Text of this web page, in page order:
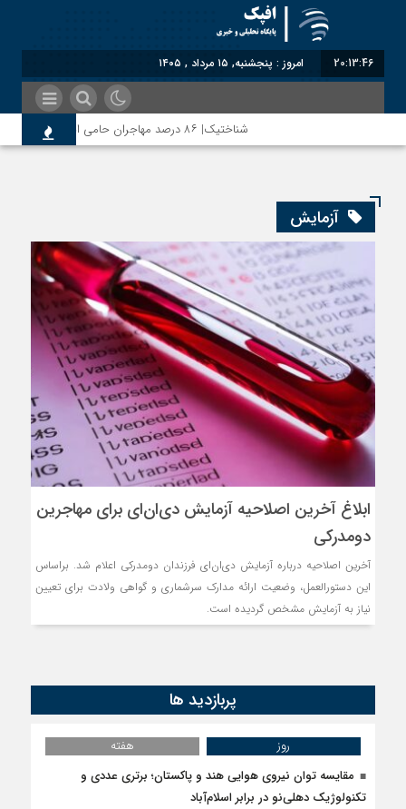
20:13:47 امروز : پنجشنبه, ۱۵ مرداد , ۱۴۰۵
شناختیک| ۸۶ درصد مهاجران حامی ایران در جنگ؛ ۷۵ درصد مهاجران دولت چهاردهم را خیرخواه خود نمی‌دانند
آزمایش
ابلاغ آخرین اصلاحیه آزمایش دی‌ان‌ای برای مهاجرین
دومدرکی
آخرین اصلاحیه درباره آزمایش دی‌ان‌ای فرزندان دومدرکی اعلام شد. براساس
این دستورالعمل، وضعیت ارائه مدارک سرشماری و گواهی ولادت برای تعیین
نیاز به آزمایش مشخص گردیده است.
پربازدید ها
روز
هفته
مقایسه توان نیروی هوایی هند و پاکستان؛ برتری عددی و
تکنولوژیک دهلی‌نو در برابر اسلام‌آباد